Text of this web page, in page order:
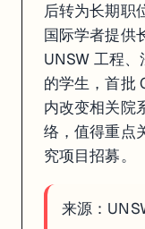
后转为长期职
国际学者提供
UNSW 工程
的学生，首批
内改变相关院
络，值得重点
究项目招募。
来源：